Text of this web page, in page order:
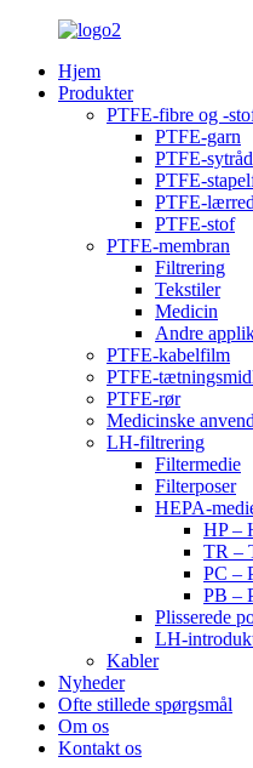
Hjem
Produkter
PTFE-fibre og -
PTFE-garn
PTFE-sytråd
PTFE-
PTFE-lærred
PTFE-stof
PTFE-membran
Filtrering
Tekstiler
Medicin
Andre
PTFE-kabelfilm
PTFE-
PTFE-rør
Medicinske
LH-filtrering
Filtermedie
Filterposer
HEPA-
HP –
TR –
PC –
PB –
Plisserede
LH-
Kabler
Nyheder
Ofte stillede spørgsmål
Om os
Kontakt os